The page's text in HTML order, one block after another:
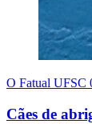
O Fatual UFSC
Cães de